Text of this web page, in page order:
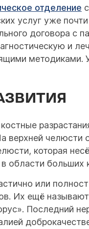
отделение
услуг уже
договора с
и
методиками.
верхней
которая
области больших
или
Их ещё
Последний